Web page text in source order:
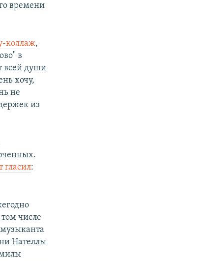
времени
коллаж,
в
всей души
хочу,
не
из
гласил:
числе
Нателлы